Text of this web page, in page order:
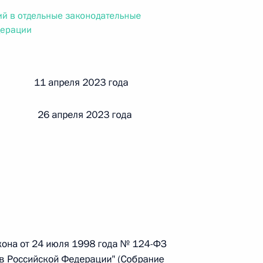
г. № 256-ФЗ
«О присяжных заседателях федеральных судов общей
в отдельные законодательные
11 апреля 2023 года
апреля 2023 года
от 24 июля 1998 года № 124-ФЗ
Российской Федерации" (Собрание